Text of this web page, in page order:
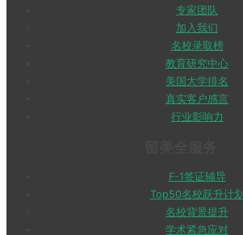
专家团队
加入我们
名校录取榜
教育研究中心
美国大学排名
真实客户感言
行业影响力
F-1签证辅导
Top50名校跃升计划
名校背景提升
学术紧急应对